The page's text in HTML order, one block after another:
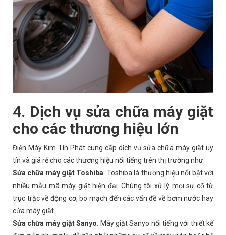
4. Dịch vụ sửa chữa máy giặt
cho các thương hiệu lớn
Điện Máy Kim Tín Phát cung cấp dịch vụ sửa chữa máy giặt uy
tín và giá rẻ cho các thương hiệu nổi tiếng trên thị trường như:
Sửa chữa máy giặt Toshiba: Toshiba là thương hiệu nổi bật với
nhiều mẫu mã máy giặt hiện đại. Chúng tôi xử lý mọi sự cố từ
trục trặc về động cơ, bo mạch đến các vấn đề về bơm nước hay
cửa máy giặt.
Sửa chữa máy giặt Sanyo: Máy giặt Sanyo nổi tiếng với thiết kế